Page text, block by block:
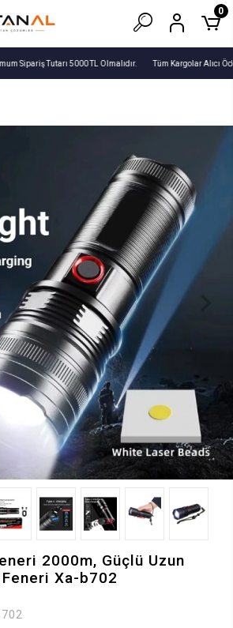
Sipariş Tutarı 5000 TL Olmalıdır. Tüm Kargolar Alıcı
0
2000m, Güçlü Uzun
Xa-b702